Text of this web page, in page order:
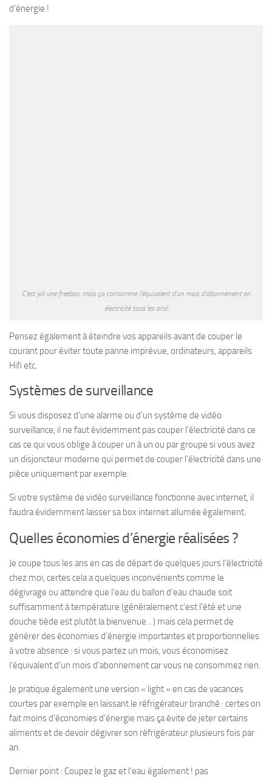
d’énergie !
C’est joli une freebox, mais ça consomme l’équivalent d’un mois d’abonnement en
électricité tous les ans!
Pensez également à éteindre vos appareils avant de couper le
courant pour éviter toute panne imprévue, ordinateurs, appareils
Hifi etc.
Systèmes de surveillance
Si vous disposez d’une alarme ou d’un système de vidéo
surveillance, il ne faut évidemment pas couper l’électricité dans ce
cas ce qui vous oblige à couper un à un ou par groupe si vous avez
un disjoncteur moderne qui permet de couper l’électricité dans une
pièce uniquement par exemple.
Si votre système de vidéo surveillance fonctionne avec internet, il
faudra évidemment laisser sa box internet allumée également.
Quelles économies d’énergie réalisées ?
Je coupe tous les ans en cas de départ de quelques jours l’électricité
chez moi, certes cela a quelques inconvénients comme le
dégivrage ou attendre que l’eau du ballon d’eau chaude soit
suffisamment à température (généralement c’est l’été et une
douche tiède est plutôt la bienvenue…) mais cela permet de
générer des économies d’énergie importantes et proportionnelles
à votre absence : si vous partez un mois, vous économisez
l’équivalent d’un mois d’abonnement car vous ne consommez rien.
Je pratique également une version « light » en cas de vacances
courtes par exemple en laissant le réfrigérateur branché : certes on
fait moins d’économies d’énergie mais ça évite de jeter certains
aliments et de devoir dégivrer son réfrigérateur plusieurs fois par
an.
Dernier point : Coupez le gaz et l’eau également ! pas